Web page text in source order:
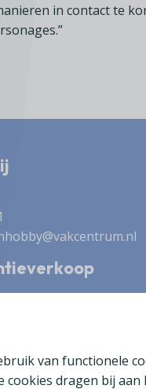
in contact te
van functionele
cookies dragen bij